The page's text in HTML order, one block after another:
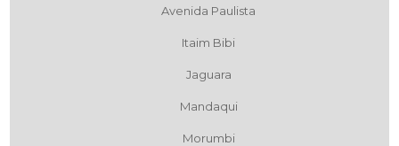
Avenida Paulista
Itaim Bibi
Jaguara
Mandaqui
Morumbi